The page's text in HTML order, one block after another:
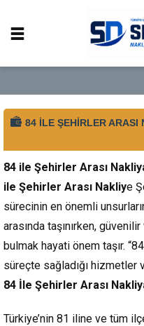
84 ILE ŞEHIRLER ARASI
84 ile Şehirler Arası
ile Şehirler Arası Nakliye
sürecinin en önemli
arasında taşınırken,
bulmak hayati önem taşır.
süreçte sağladığı hizmetler
84 İle Şehirler Arası
Türkiye’nin 81 iline ve tüm